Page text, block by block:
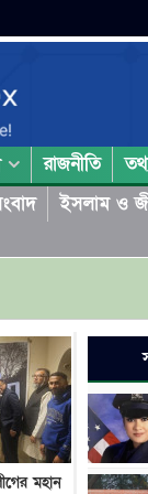
রাজনীতি
ইসলাম ও
মহান